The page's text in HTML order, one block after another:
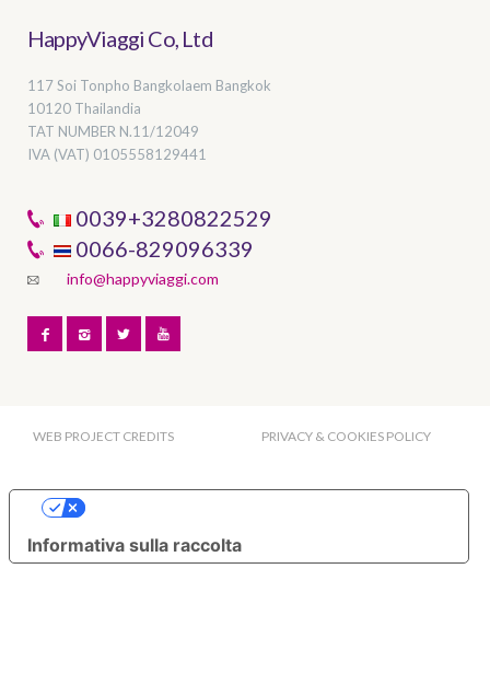
HappyViaggi Co, Ltd
117 Soi Tonpho Bangkolaem Bangkok
10120 Thailandia
TAT NUMBER N.11/12049
IVA (VAT) 0105558129441
0039+3280822529
0066-829096339
info@happyviaggi.com
WEB PROJECT CREDITS PRIVACY & COOKIES POLICY
Informativa sulla raccolta
Le tue preferenze relative alla privacy